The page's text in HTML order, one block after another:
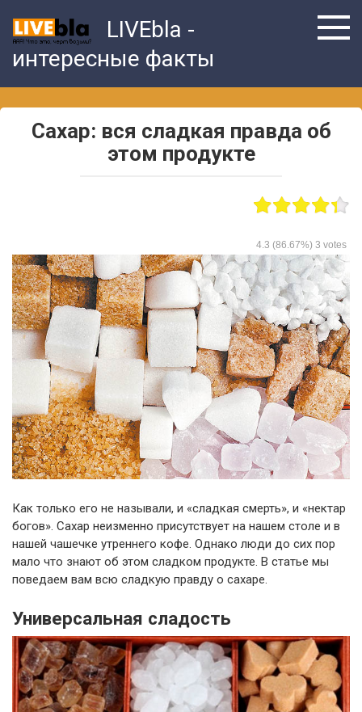
content
LIVEbla -
интересные факты
Сахар: вся сладкая правда об
этом продукте
4.3 (86.67%) 3 votes
Как только его не называли, и «сладкая смерть», и «нектар
богов». Сахар неизменно присутствует на нашем столе и в
нашей чашечке утреннего кофе. Однако люди до сих пор
мало что знают об этом сладком продукте. В статье мы
поведаем вам всю сладкую правду о сахаре.
Универсальная сладость